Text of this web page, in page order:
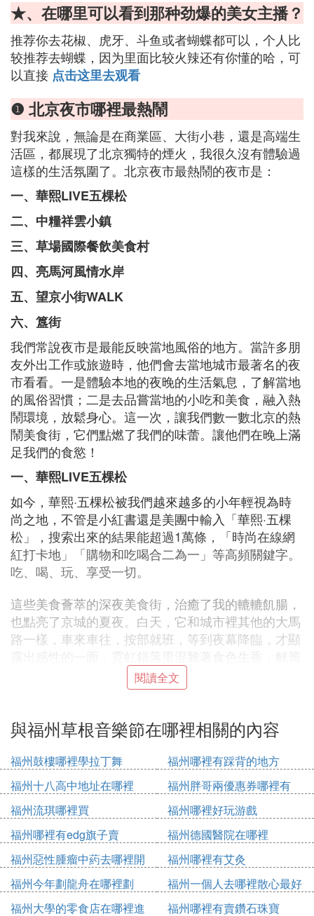
★、在哪里可以看到那种劲爆的美女主播？
推荐你去花椒、虎牙、斗鱼或者蝴蝶都可以，个人比
较推荐去蝴蝶，因为里面比较火辣还有你懂的哈，可
以直接 点击这里去观看
❶ 北京夜市哪裡最熱鬧
對我來說，無論是在商業區、大街小巷，還是高端生
活區，都展現了北京獨特的煙火，我很久沒有體驗過
這樣的生活氛圍了。北京夜市最熱鬧的夜市是：
一、華熙LIVE五棵松
二、中糧祥雲小鎮
三、草場國際餐飲美食村
四、亮馬河風情水岸
五、望京小街WALK
六、簋街
我們常說夜市是最能反映當地風俗的地方。當許多朋
友外出工作或旅遊時，他們會去當地城市最著名的夜
市看看。一是體驗本地的夜晚的生活氣息，了解當地
的風俗習慣；二是去品嘗當地的小吃和美食，融入熱
鬧環境，放鬆身心。這一次，讓我們數一數北京的熱
鬧美食街，它們點燃了我們的味蕾。讓他們在晚上滿
足我們的食慾！
一、華熙LIVE五棵松
如今，華熙·五棵松被我們越來越多的小年輕視為時
尚之地，不管是小紅書還是美團中輸入「華熙·五棵
松」，搜索出來的結果能超過1萬條，「時尚在線網
紅打卡地」「購物和吃喝合二為一」等高頻關鍵字。
吃、喝、玩、享受一切。
這些美食薈萃的深夜美食街，治癒了我的轆轆飢腸，
也點亮了京城的夏夜。白天，它和城市裡其他的大馬
路一樣，車來車往，按部就班，等到夜幕降臨，才顯
交錯中包含著喜樂悲愁。在這條街上，燈紅酒綠的飯
館成為一部平民美食的傳奇故事，為夜色中執著等位
到北京，這六個夜市沒去，你就虧大了！
👉我們在逛夜市是需要注意事項：
1、在逛夜市吃小吃的時候如果不能用流動的水洗
手，盡量使用消毒紙巾或醫用酒精清潔雙手
2、夜市、小吃街生意火爆，遊客眾多，尤其夜市經
營時正處於晚高峰階段，注意人身財物安全
3、在外用餐一定要選擇新鮮的、烹制熟透的食物，
盡量避免食用生冷食物
4、帶小孩的家長更要看管好孩子，保證孩子能在自
閱讀全文
與福州草根音樂節在哪裡相關的內容
福州鼓樓哪裡學拉丁舞
福州哪裡有踩背的地方
福州十八高中地址在哪裡
福州胖哥兩優惠券哪裡有
福州流琪哪裡買
福州哪裡好玩游戲
福州哪裡有edg旗子賣
福州德國醫院在哪裡
福州惡性腫瘤中葯去哪裡開
福州哪裡有艾灸
福州今年劃龍舟在哪裡劃
福州一個人去哪裡散心最好
福州大學的零食店在哪裡進
福州哪裡有賣鑽石珠寶